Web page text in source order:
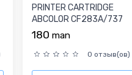
PRINTER CARTRIDGE
ABCOLOR CF283A/737
180man
0 отзыв(ов)